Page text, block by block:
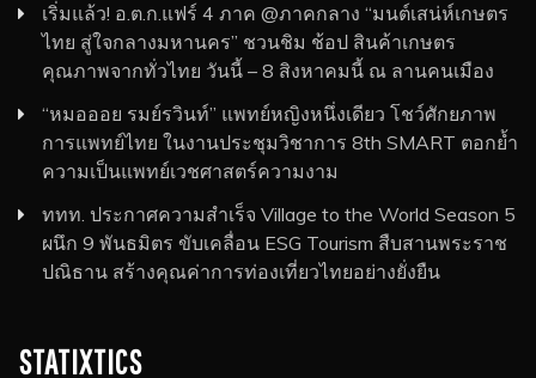
เริ่มแล้ว! อ.ต.ก.แฟร์ 4 ภาค @ภาคกลาง “มนต์เสน่ห์เกษตร
ไทย สู่ใจกลางมหานคร” ชวนชิม ช้อป สินค้าเกษตร
คุณภาพจากทั่วไทย วันนี้ – 8 สิงหาคมนี้ ณ ลานคนเมือง
“หมอออย รมย์รวินท์” แพทย์หญิงหนึ่งเดียว โชว์ศักยภาพ
การแพทย์ไทย ในงานประชุมวิชาการ 8th SMART ตอกย้ำ
ความเป็นแพทย์เวชศาสตร์ความงาม
ททท. ประกาศความสำเร็จ Village to the World Season 5
ผนึก 9 พันธมิตร ขับเคลื่อน ESG Tourism สืบสานพระราช
ปณิธาน สร้างคุณค่าการท่องเที่ยวไทยอย่างยั่งยืน
STATIXTICS